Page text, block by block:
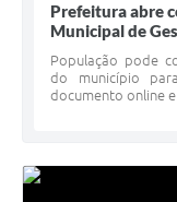
Prefeitura abre
Municipal de
População pode
do município
documento online